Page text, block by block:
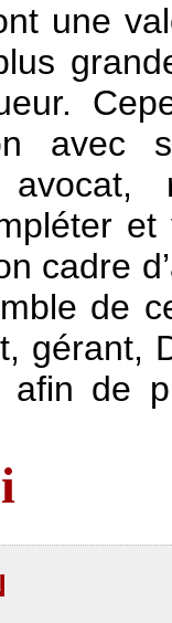
une
avec
cadre
de
gérant,
afin de